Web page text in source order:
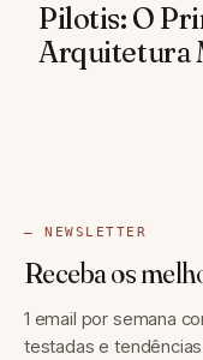
Pilotis: O
Arquitetura
— NEWSLETTER
Receba os
1 email por semana
testadas e